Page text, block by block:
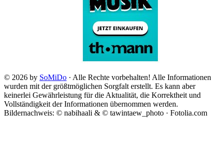
© 2026 by SoMiDo · Alle Rechte vorbehalten! Alle Informationen
wurden mit der größtmöglichen Sorgfalt erstellt. Es kann aber
keinerlei Gewährleistung für die Aktualität, die Korrektheit und
Vollständigkeit der Informationen übernommen werden.
Bildernachweis: © nabihaali & © tawintaew_photo · Fotolia.com